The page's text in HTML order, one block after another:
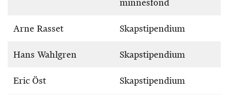
minnesfond
Arne Rasset Skapstipendium
Hans Wahlgren Skapstipendium
Eric Öst Skapstipendium